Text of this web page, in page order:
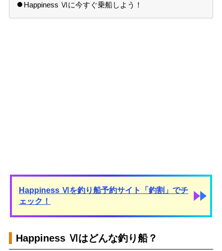
Happiness Ⅵに今すぐ乗船しよう！
Happiness Ⅵを釣り船予約サイト「釣割」でチ
ェック！
Happiness Ⅵはどんな釣り船？